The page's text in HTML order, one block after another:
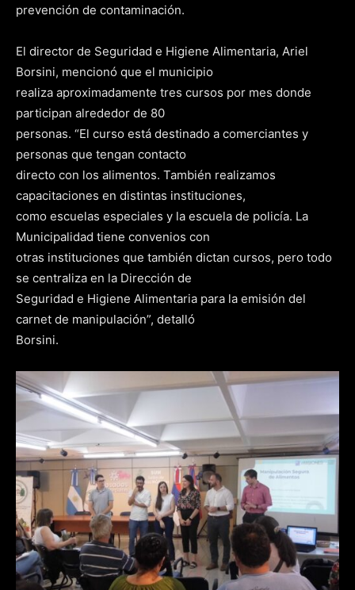
prevención de contaminación.
El director de Seguridad e Higiene Alimentaria, Ariel
Borsini, mencionó que el municipio
realiza aproximadamente tres cursos por mes donde
participan alrededor de 80
personas. “El curso está destinado a comerciantes y
personas que tengan contacto
directo con los alimentos. También realizamos
capacitaciones en distintas instituciones,
como escuelas especiales y la escuela de policía. La
Municipalidad tiene convenios con
otras instituciones que también dictan cursos, pero todo
se centraliza en la Dirección de
Seguridad e Higiene Alimentaria para la emisión del
carnet de manipulación”, detalló
Borsini.